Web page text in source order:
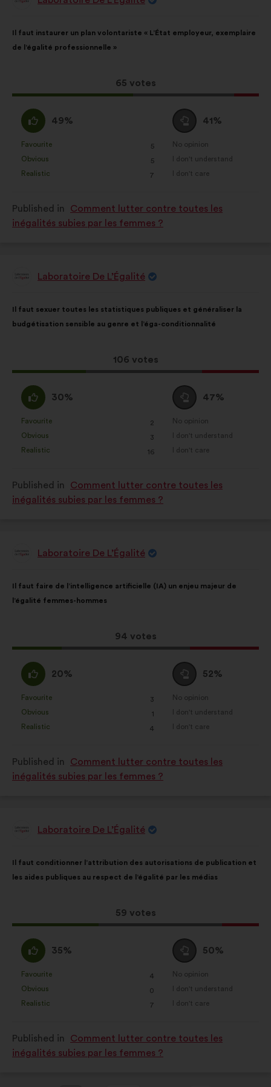
Proposal
content
Il faut instaurer un plan volontariste « L’État employeur, exemplaire
de l’égalité professionnelle »
This
proposal
65 votes
the
following
I
agree
:
49%
as:
Favourite
: 5
times
Obvious
: 5
times
Realistic
: 7
times
I
am
neutral
:
41%
as:
No opinion
:times
I don't understand
:times
I don't care
:times
Published in
Comment lutter contre toutes les
inégalités subies par les femmes ?
ProposalLaboratoire De L’Égalité
content
Il faut sexuer toutes les statistiques publiques et généraliser la
budgétisation sensible au genre et l’éga-conditionnalité
This
proposal
106 votes
the
following
I
agree
:
30%
as:
Favourite
: 2
times
Obvious
: 3
times
Realistic
: 16
times
I
am
neutral
:
47%
as:
No opinion
:times
I don't understand
:times
I don't care
:times
Published in
Comment lutter contre toutes les
inégalités subies par les femmes ?
ProposalLaboratoire De L’Égalité
content
Il faut faire de l’intelligence artificielle (IA) un enjeu majeur de
l’égalité femmes-hommes
This
proposal
94 votes
the
following
I
agree
:
20%
as:
Favourite
: 3
times
Obvious
: 1
times
Realistic
: 4
times
I
am
neutral
:
52%
as:
No opinion
:times
I don't understand
:times
I don't care
:times
Published in
Comment lutter contre toutes les
inégalités subies par les femmes ?
ProposalLaboratoire De L’Égalité
content
Il faut conditionner l’attribution des autorisations de publication et
les aides publiques au respect de l’égalité par les médias
This
proposal
59 votes
the
following
I
agree
:
35%
as:
Favourite
: 4
times
Obvious
: 0
times
Realistic
: 7
times
I
am
neutral
:
50%
as:
No opinion
:times
I don't understand
:times
I don't care
:times
Published in
Comment lutter contre toutes les
inégalités subies par les femmes ?